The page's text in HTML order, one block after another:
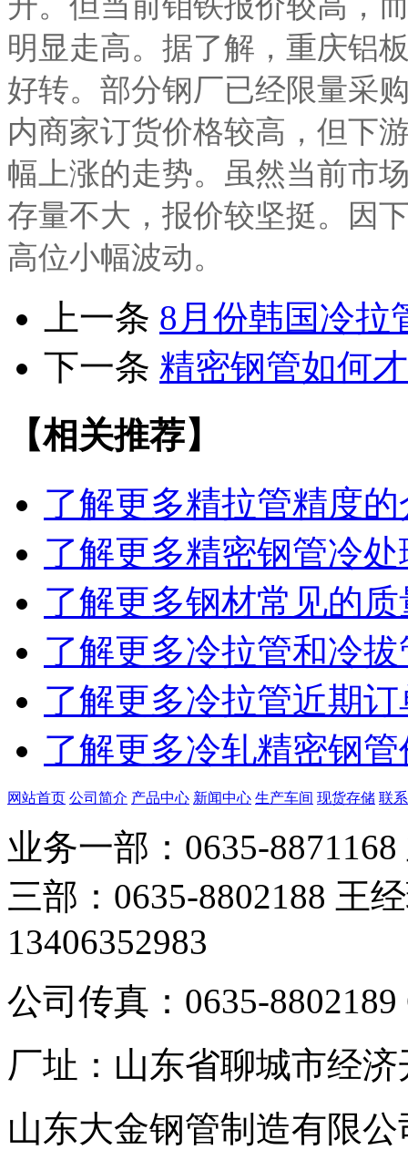
明显走高。据了解，重庆铝
好转。部分钢厂已经限量采
内商家订货价格较高，但下
幅上涨的走势。虽然当前市
存量不大，报价较坚挺。因
高位小幅波动。
上一条 8月份韩国冷拉
下一条 精密钢管如何
【相关推荐】
了解更多精拉管精度的
了解更多精密钢管冷
了解更多钢材常见的
了解更多冷拉管和冷
了解更多冷拉管近期
了解更多冷轧精密钢
网站首页 公司简介 产品中心 新闻中心 生产车间 现货存储 联
业务一部：0635-
三部：0635-8802188 王
13406352983
公司传真：0635-
厂址：山东省聊城市经
山东大金钢管制造有限